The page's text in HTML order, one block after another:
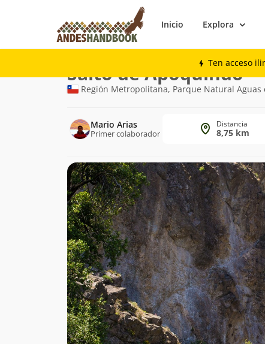
Inicio Explora
Ten acceso
Trekking
Ruta
de
Salto de Apoquindo
Región Metropolitana, Parque Natural Aguas
Mario Arias
Primer colaborador
Distancia
8,75 km